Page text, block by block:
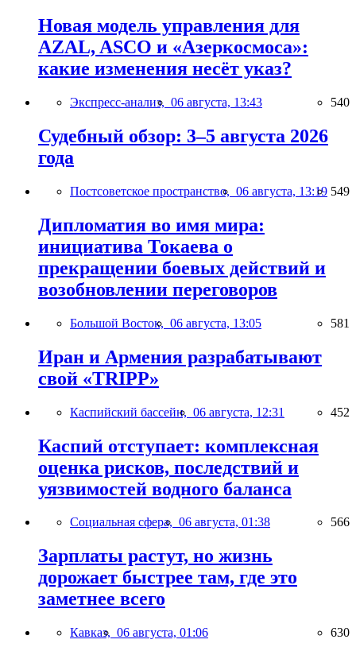
Новая модель управления для
AZAL, ASCO и «Азеркосмоса»:
какие изменения несёт указ?
Экспресс-анализ, 06 августа, 13:43 540
Судебный обзор: 3–5 августа 2026
года
Постсоветское пространство, 06 августа, 13:19 549
Дипломатия во имя мира:
инициатива Токаева о
прекращении боевых действий и
возобновлении переговоров
Большой Восток, 06 августа, 13:05 581
Иран и Армения разрабатывают
свой «TRIPP»
Каспийский бассейн, 06 августа, 12:31 452
Каспий отступает: комплексная
оценка рисков, последствий и
уязвимостей водного баланса
Социальная сфера, 06 августа, 01:38 566
Зарплаты растут, но жизнь
дорожает быстрее там, где это
заметнее всего
Кавказ, 06 августа, 01:06 630